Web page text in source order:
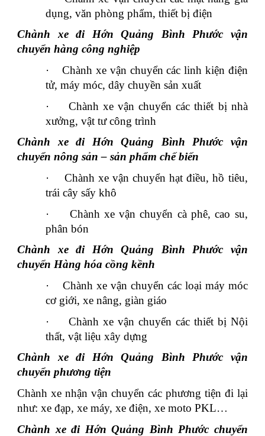
dụng, văn phòng phẩm, thiết bị điện
Chành xe đi Hớn Quảng Bình Phước vận
chuyển hàng công nghiệp
·
Chành xe vận chuyển các linh kiện điện
tử, máy móc, dây chuyền sản xuất
·
Chành xe vận chuyển các thiết bị nhà
xưởng, vật tư công trình
Chành xe đi Hớn Quảng Bình Phước vận
chuyển nông sản – sản phẩm chế biến
·
Chành xe vận chuyển hạt điều, hồ tiêu,
trái cây sấy khô
·
Chành xe vận chuyển cà phê, cao su,
phân bón
Chành xe đi Hớn Quảng Bình Phước vận
chuyển Hàng hóa cồng kềnh
·
Chành xe vận chuyển các loại máy móc
cơ giới, xe nâng, giàn giáo
·
Chành xe vận chuyển các thiết bị Nội
thất, vật liệu xây dựng
Chành xe đi Hớn Quảng Bình Phước vận
chuyển phương tiện
Chành xe nhận vận chuyển các phương tiện đi lại
như: xe đạp, xe máy, xe điện, xe moto PKL…
Chành xe đi Hớn Quảng Bình Phước chuyển